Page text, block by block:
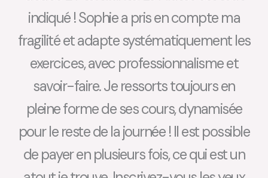
indiqué ! Sophie a pris en compte ma
fragilité et adapte systématiquement les
exercices, avec professionnalisme et
savoir-faire. Je ressorts toujours en
pleine forme de ses cours, dynamisée
pour le reste de la journée ! Il est possible
de payer en plusieurs fois, ce qui est un